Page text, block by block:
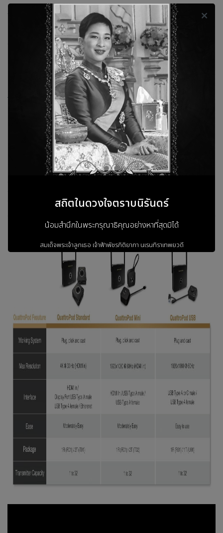
รองรับห้องประชุมแบบ BYOD (Bring Your Own Device) ด้วย
โซลูชันนำเสนอแบบไร้สายที่ใช้ได้ข้ามแพลตฟอร์มจาก EZCast Pro
และ QuattroPod ทำงานและนำเสนอได้จากสมาร์ตโฟนหรือแล็ปท็อป
ทุกเครื่อง เพื่อเพิ่มประสิทธิภาพในการประชุมและทำงานให้เสร็จได้มาก
Smart Touchback Control with
Interactive Screens
ยกระดับการใช้งานจอสัมผัสแบบอินเทอร์แอกทีฟ ด้วยการใช้
Touchback Control เชื่อมต่อกับแล็ปท็อปของคุณ แค่เสียบ คลิก
และส่งหน้าจอ คุณก็สามารถสร้างการนำเสนอไร้สายแบบโต้ตอบผ่าน
จอสัมผัสได้โดยไม่ต้องกังวลเรื่องความเข้ากันได้ของไฟล์กับ IFPs
(Interactive Flat Panels)
Use Split Screen Mode to Share Mulriple
Screens in Real Time
ปรับโฉมห้องประชุมไร้สายของคุณให้เป็นพื้นที่ร่วมมือที่แท้จริง และแชร์
ข้อมูลได้อย่างชัดเจนสถิตในดวงใจตราบนิรันดร์
น้อมสำนึกในพระกรุณาธิคุณอย่างหาที่สุดมิได้
สมเด็จพระเจ้าลูกเธอ เจ้าฟ้าพัชรกิติยาภา นเรนทิราเทพยวดี
กรมหลวงราชสาริณีสิริพัชร
มหาวัชรราชธิดา
ข้าพระพุทธเจ้า ผู้บริหารและพนักงาน
บริษัท วรธันย์ เทคโนโลยี จำกัด